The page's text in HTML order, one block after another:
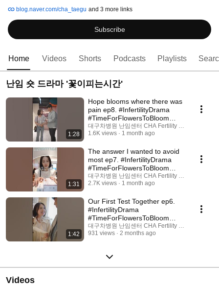
blog.naver.com/cha_taegu and 3 more links
Subscribe
Home Videos Shorts Podcasts Playlists
난임 숏 드라마 '꽃이피는시간'
1:28
Hope blooms where there was
pain ep8. #InfertilityDrama
#TimeForFlowersToBloom
#ShortFormDrama #s...
대구차병원 난임센터 CHA Fertility Center
1.6K views
1 month ago
1:31
The answer I wanted to avoid
most ep7. #InfertilityDrama
#TimeForFlowersToBloom
#ShortFormDrama #...
대구차병원 난임센터 CHA Fertility Center
2.7K views
1 month ago
1:42
Our First Test Together ep6.
#InfertilityDrama
#TimeForFlowersToBloom
#ShortFormDrama #shorts
#dr...
대구차병원 난임센터 CHA Fertility Center
931 views
2 months ago
Videos